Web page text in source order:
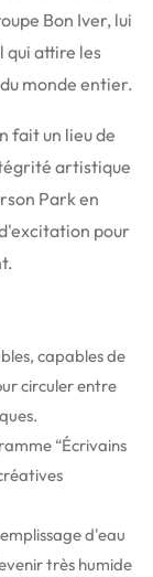
Bon Iver, lui
qui attire les
monde entier.
fait un lieu de
artistique
Park en
pour
capables de
circuler entre
“Écrivains
d'eau
très humide